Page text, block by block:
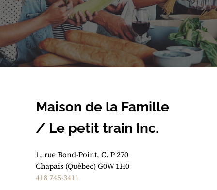
Maison de la Famille
/ Le petit train Inc.
1, rue Rond-Point, C. P 270
Chapais (Québec) G0W 1H0
418 745-3411